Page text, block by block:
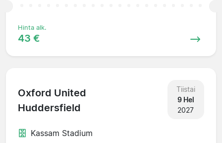
Hinta alk.
43 €
Oxford United
Huddersfield
Tiistai
9 Hel
2027
Kassam Stadium